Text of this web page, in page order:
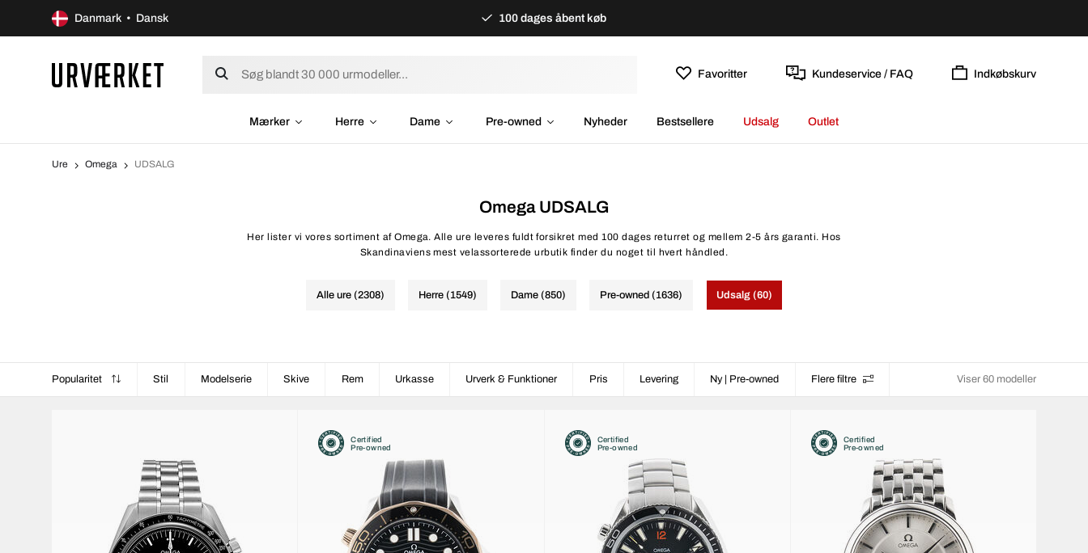
Danmark • Dansk 100 dages åbent køb
Favoritter Kundeservice / FAQ Indkøbskurv
Mærker Herre Dame Pre-owned Nyheder Bestsellere Udsalg Outlet
Ure Omega UDSALG
Omega UDSALG
Her lister vi vores sortiment af Omega. Alle ure leveres fuldt forsikret med 100 dages returret og mellem 2-5 års garanti. Hos
Skandinaviens mest velassorterede urbutik finder du noget til hvert håndled.
Alle ure (2308) Herre (1549) Dame (850) Pre-owned (1636) Udsalg (60)
Popularitet Stil Modelserie Skive Rem Urkasse Urverk & Funktioner Pris Levering Ny | Pre-owned Flere filtre Viser 60 modeller
Certified
Pre-owned
Certified
Pre-owned
Certified
Pre-owned